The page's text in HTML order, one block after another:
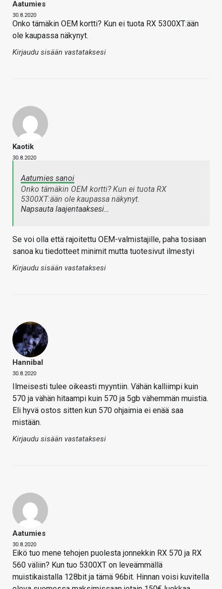
Aatumies
30.8.2020
Onko tämäkin OEM kortti? Kun ei tuota RX 5300XT:ään
ole kaupassa näkynyt.
Kirjaudu sisään vastataksesi
Kaotik
30.8.2020
Aatumies sanoi
Onko tämäkin OEM kortti? Kun ei tuota RX
5300XT:ään ole kaupassa näkynyt.
Napsauta laajentaaksesi…
Se voi olla että rajoitettu OEM-valmistajille, paha tosiaan
sanoa ku tiedotteet minimit mutta tuotesivut ilmestyi
Kirjaudu sisään vastataksesi
Hannibal
30.8.2020
Ilmeisesti tulee oikeasti myyntiin. Vähän kalliimpi kuin
570 ja vähän hitaampi kuin 570 ja 5gb vähemmän muistia.
Eli hyvä ostos sitten kun 570 ohjaimia ei enää saa
mistään.
Kirjaudu sisään vastataksesi
Aatumies
30.8.2020
Eikö tuo mene tehojen puolesta jonnekkin RX 570 ja RX
560 väliin? Kun tuo 5300XT on leveämmällä
muistikaistalla 128bit ja tämä 96bit. Hinnan voisi kuvitella